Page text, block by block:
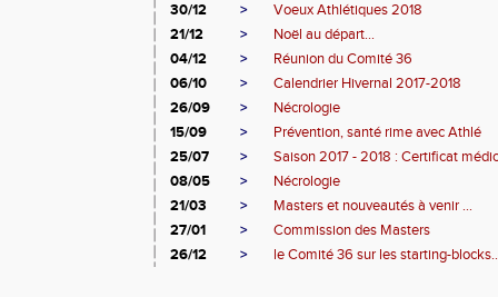
30/12
>
Voeux Athlétiques 2018
21/12
>
Noël au départ...
04/12
>
Réunion du Comité 36
06/10
>
Calendrier Hivernal 2017-2018
26/09
>
Nécrologie
15/09
>
Prévention, santé rime avec Athlé
25/07
>
Saison 2017 - 2018 : Certificat
08/05
>
Nécrologie
21/03
>
Masters et nouveautés à venir ...
27/01
>
Commission des Masters
26/12
> le Comité 36 sur les starting-